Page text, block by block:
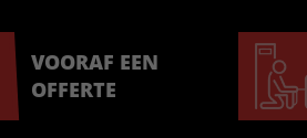
VOORAF EEN
OFFERTE